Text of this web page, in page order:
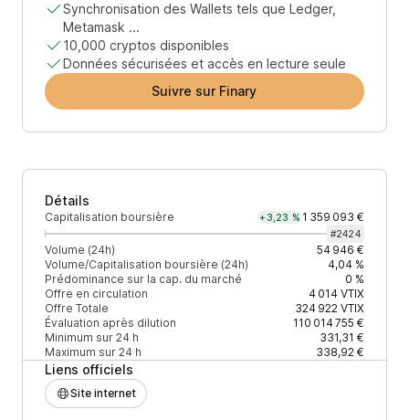
Synchronisation des Wallets tels que Ledger,
Metamask ...
10,000 cryptos disponibles
Données sécurisées et accès en lecture seule
Suivre sur Finary
Détails
Capitalisation boursière +3,23 % 1 359 093 €
#2424
Volume (24h)
54 946 €
Volume/Capitalisation boursière (24h)
4,04 %
Prédominance sur la cap. du marché
0 %
Offre en circulation
4 014VTIX
Offre Totale
324 922VTIX
Évaluation après dilution
110 014 755 €
Minimum sur 24 h
331,31 €
Maximum sur 24 h
338,92 €
Liens officiels
Site internet